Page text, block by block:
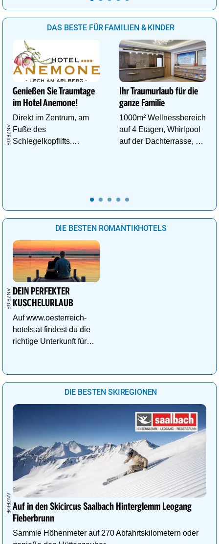
DAS BESTE FÜR FAMILIEN & KINDER
Genießen Sie Traumtage
im Hotel Anemone!
Direkt im Zentrum, am
Fuße des
Schlegelkopflifts.
Ihr Traumurlaub für die
ganze Familie
1000m² Wellnessbereich
auf 4 Etagen, Whirlpool
auf der Dachterrasse, 4
DIE BESTEN ROMANTIKHOTELS
DEIN PERFEKTER
KUSCHELURLAUB
Auf www.oesterreich-
hotels.at findest du die
richtige Unterkunft für
DIE BESTEN SKIREGIONEN
Auf in den Skicircus Saalbach Hinterglemm Leogang
Fieberbrunn
Sammle Höhenmeter auf 270 Abfahrtskilometern oder